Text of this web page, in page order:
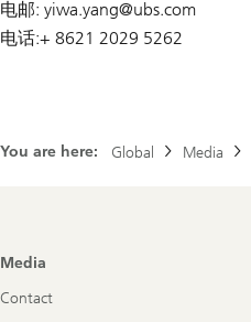
电邮: yiwa.yang@ubs.com
电话:+ 8621 2029 5262
You are here: Global Media
Footer
Media
Contact